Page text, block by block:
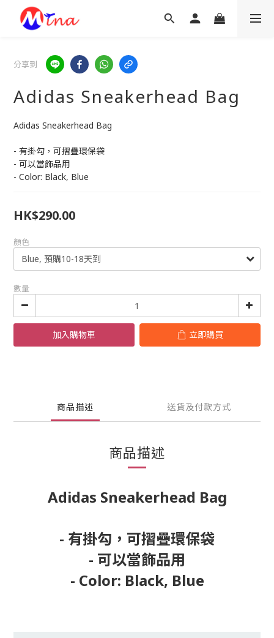
分享到
Adidas Sneakerhead Bag
Adidas Sneakerhead Bag
- 有掛勾，可摺疊環保袋
- 可以當飾品用
- Color: Black, Blue
HK$290.00
顏色
數量
加入購物車 立即購買
商品描述 送貨及付款方式
商品描述
Adidas Sneakerhead Bag
- 有掛勾，可摺疊環保袋
- 可以當飾品用
- Color: Black, Blue